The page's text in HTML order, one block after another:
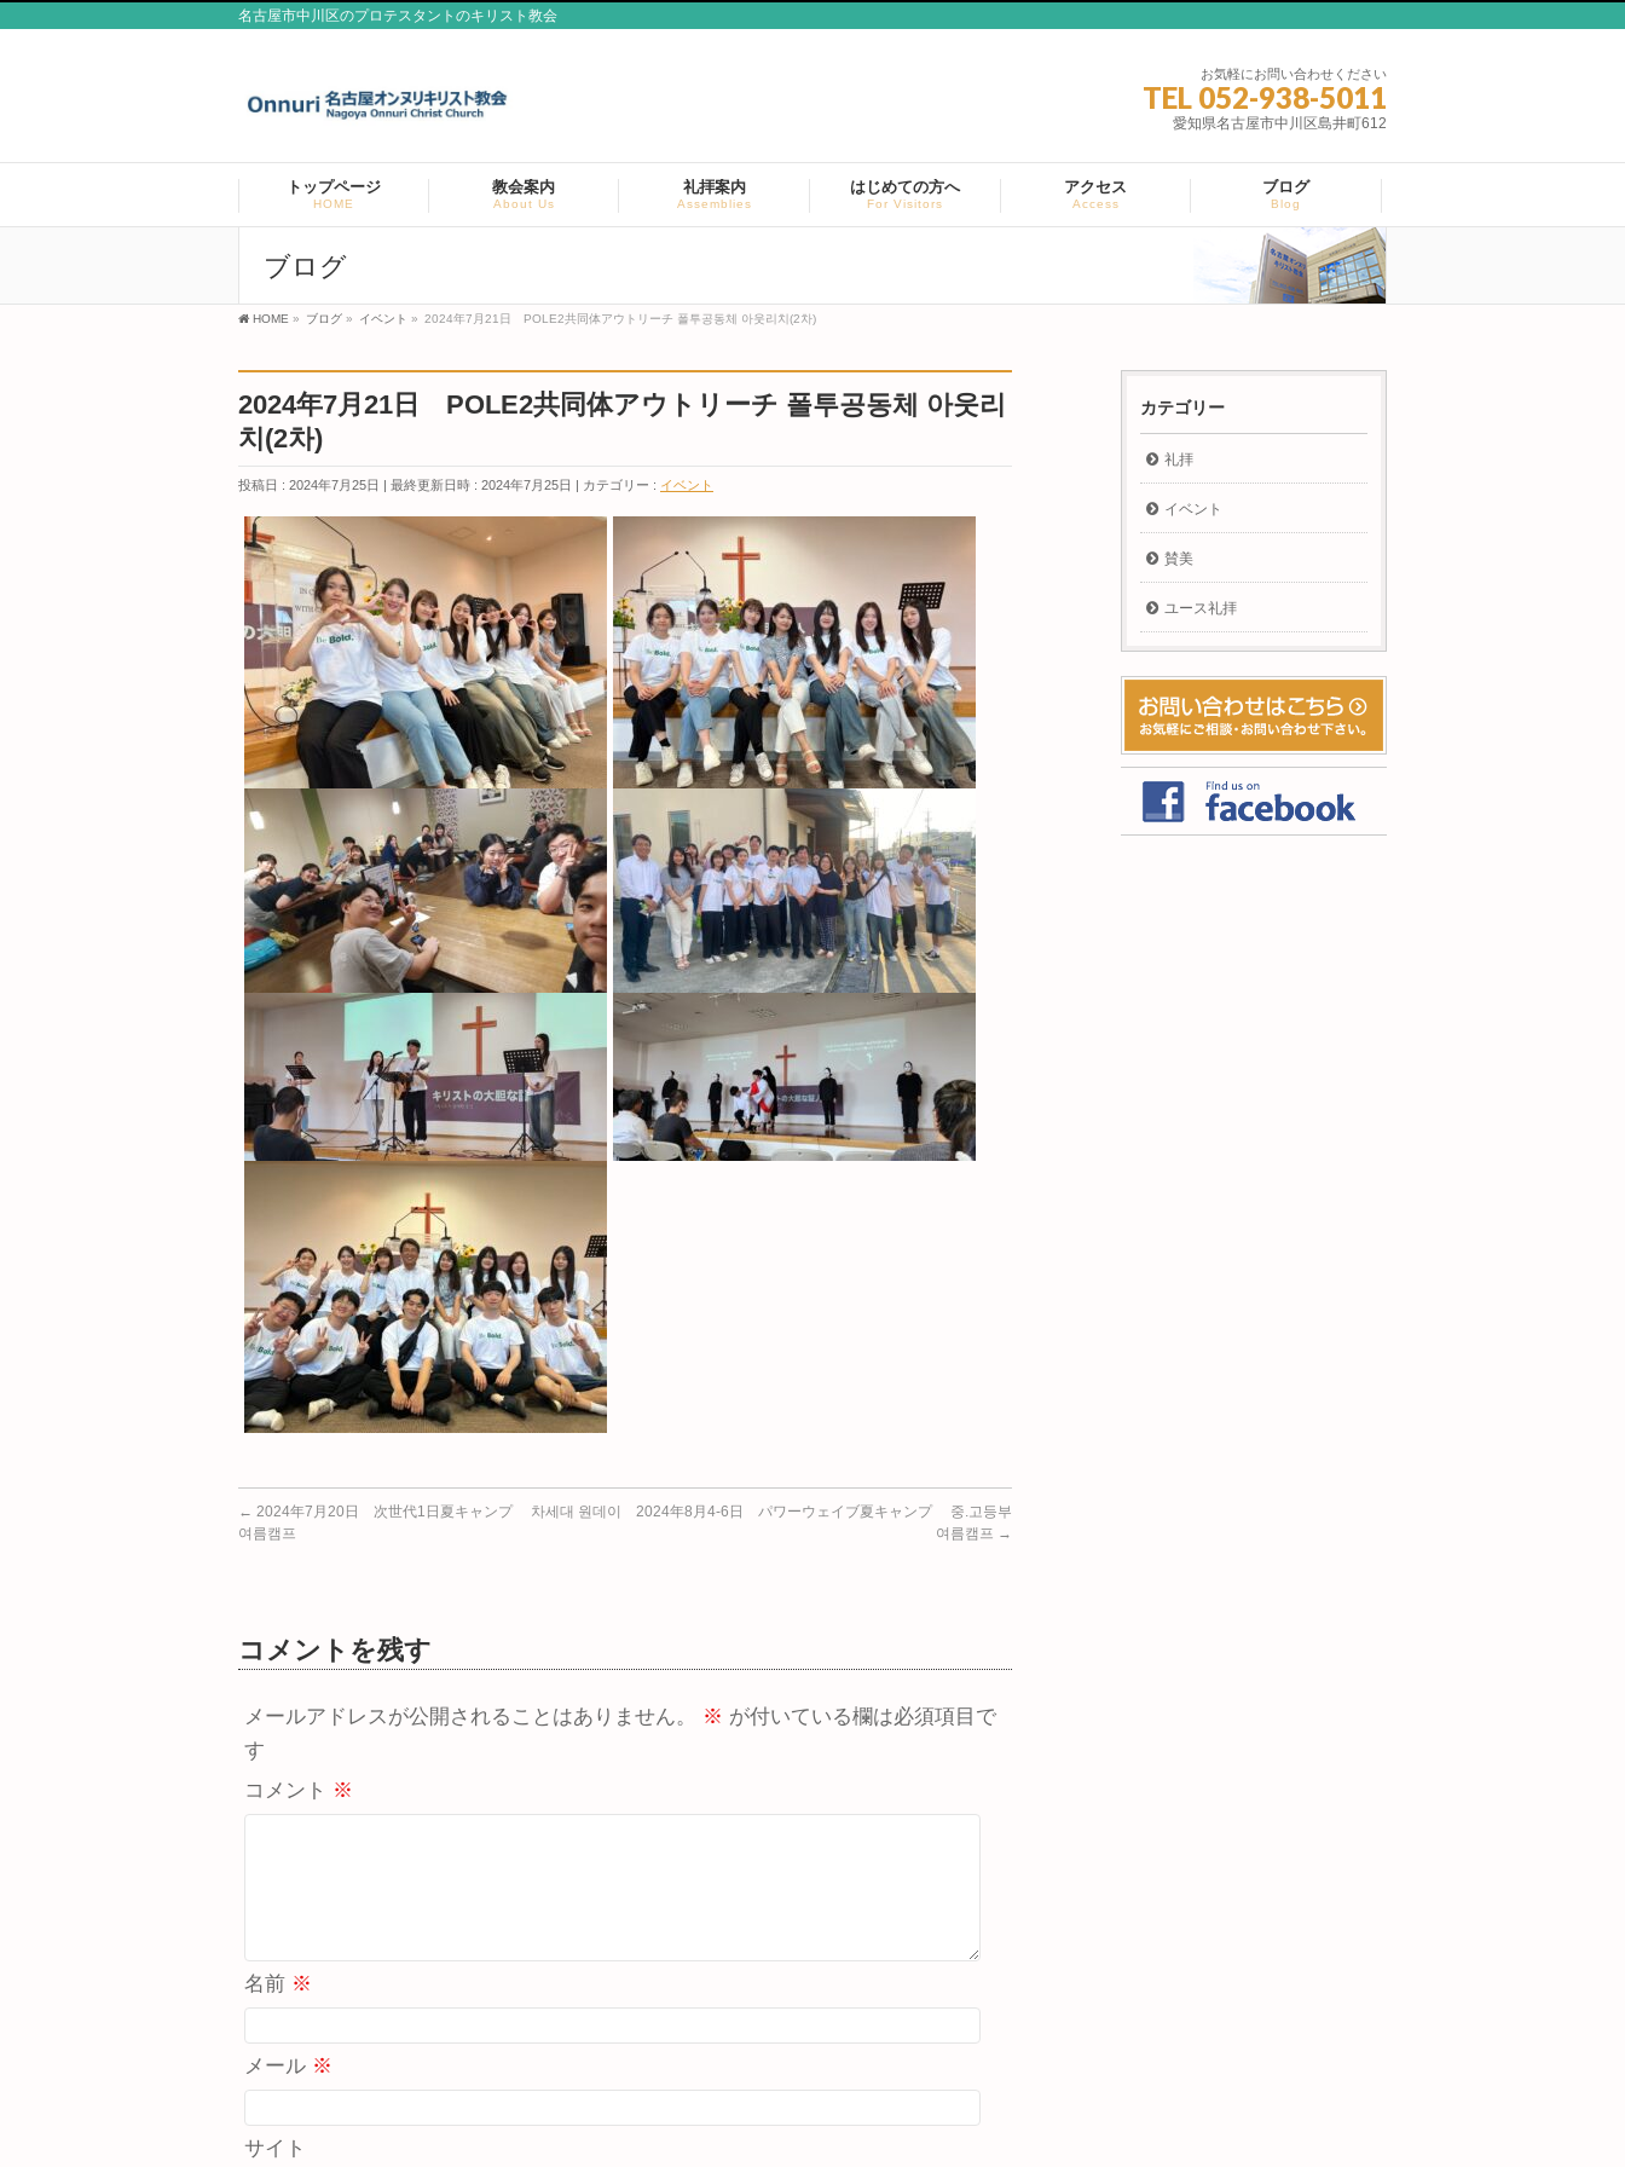
名古屋市中川区のプロテスタントのキリスト教会
お気軽にお問い合わせください
TEL 052-938-5011
愛知県名古屋市中川区島井町612
トップページ
HOME
教会案内
About Us
礼拝案内
Assemblies
はじめての方へ
For Visitors
アクセス
Access
ブログ
Blog
ブログ
HOME » ブログ » イベント » 2024年7月21日 POLE2共同体アウトリーチ 폴투공동체 아웃리치(2차)
2024年7月21日 POLE2共同体アウトリーチ 폴투공동체 아웃리
치(2차)
投稿日 : 2024年7月25日 最終更新日時 : 2024年7月25日 カテゴリー : イベント
← 2024年7月20日 次世代1日夏キャンプ 차세대 원데이
여름캠프
2024年8月4-6日 パワーウェイブ夏キャンプ 중.고등부
여름캠프 →
コメントを残す
メールアドレスが公開されることはありません。 ※ が付いている欄は必須項目で
す
コメント ※
名前 ※
メール ※
サイト
カテゴリー
礼拝
イベント
賛美
ユース礼拝